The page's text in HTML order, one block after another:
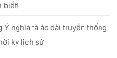
biết!
Ý nghĩa tà áo dài truyền thống
kỳ lịch sử